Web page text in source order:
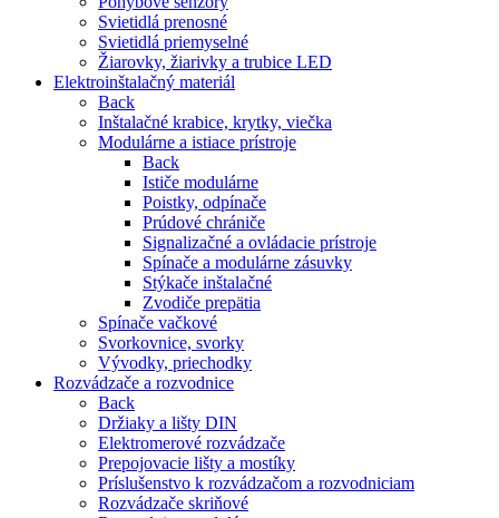
Svietidlá prenosné
Svietidlá priemyselné
Žiarovky, žiarivky a trubice LED
Elektroinštalačný materiál
Back
Inštalačné krabice, krytky, viečka
Modulárne a istiace prístroje
Back
Ističe modulárne
Poistky, odpínače
Prúdové chrániče
Signalizačné a ovládacie prístroje
Spínače a modulárne zásuvky
Stýkače inštalačné
Zvodiče prepätia
Spínače vačkové
Svorkovnice, svorky
Vývodky, priechodky
Rozvádzače a rozvodnice
Back
Držiaky a lišty DIN
Elektromerové rozvádzače
Prepojovacie lišty a mostíky
Príslušenstvo k rozvádzačom a rozvodniciam
Rozvádzače skriňové